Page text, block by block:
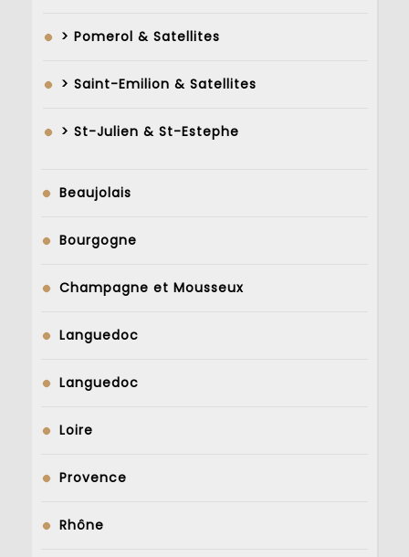
> Pomerol & Satellites
> Saint-Emilion & Satellites
> St-Julien & St-Estephe
Beaujolais
Bourgogne
Champagne et Mousseux
Languedoc
Languedoc
Loire
Provence
Rhône